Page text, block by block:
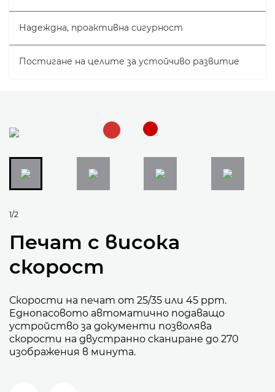
Надеждна, проактивна сигурност
Постигане на целите за устойчиво развитие
1/2
Печат с висока
скорост
Скорости на печат от 25/35 или 45 ppm.
Еднопасовото автоматично подаващо
устройство за документи позволява
скорости на двустранно сканиране до 270
изображения в минута.